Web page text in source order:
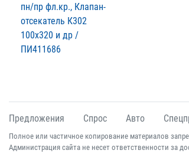
пн/пр фл.кр., Клапан-
отсекатель К302
100х320 и др /
ПИ411686
Предложения Спрос Авто
Полное или частичное копирование материалов
Администрация сайта не несет ответственности за